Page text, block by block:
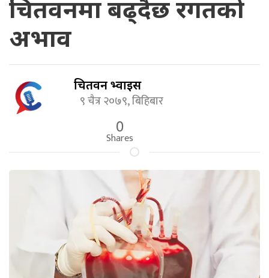
चितवनमा बढ्दैछ रगतको
अभाव
चितवन भ्वाईस
९ चैत्र २०७९, बिहिबार
0
Shares